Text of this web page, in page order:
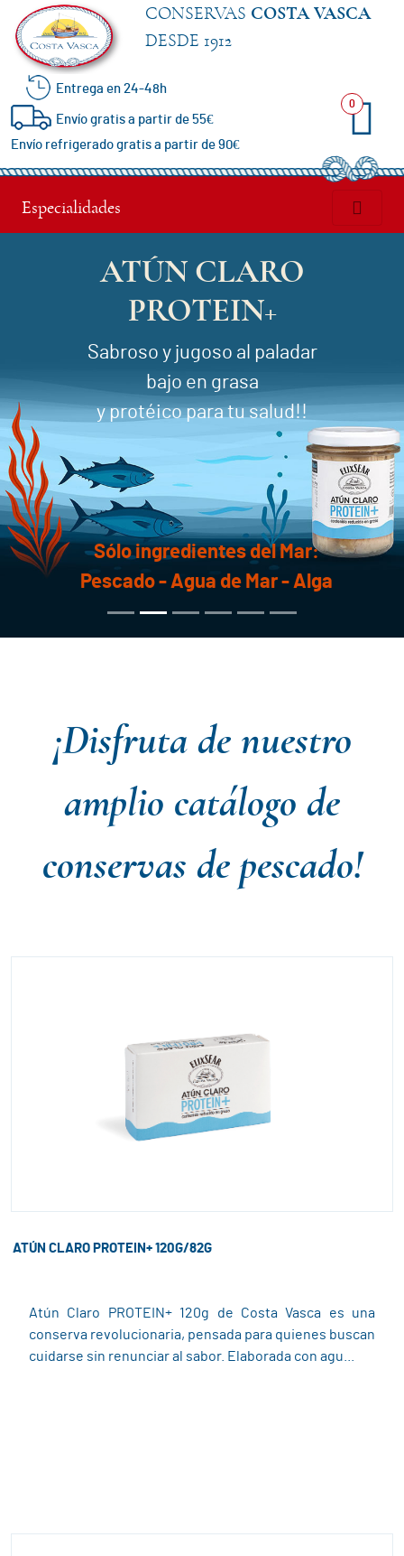
CONSERVAS COSTA VASCA
DESDE 1912
Entrega en 24-48h
Envío gratis a partir de 55€
Envío refrigerado gratis a partir de 90€
0
Especialidades
Especialidades
Anchoas
del
Norte
Atún
Claro
Lotes
ELA
Conservas
Contacto
ATÚN CLARO
PROTEIN+
Sabroso y jugoso al paladar
bajo en grasa
y protéico para tu salud!!
Sólo ingredientes del Mar:
Pescado - Agua de Mar - Alga
¡Disfruta de nuestro
amplio catálogo de
conservas de pescado!
ATÚN CLARO PROTEIN+ 120G/82G
Atún Claro PROTEIN+ 120g de Costa Vasca es una
conserva revolucionaria, pensada para quienes buscan
cuidarse sin renunciar al sabor. Elaborada con agu...